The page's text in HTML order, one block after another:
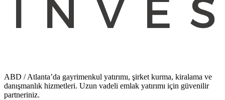
ABD / Atlanta’da gayrimenkul yatırımı, şirket kurma, kiralama ve
danışmanlık hizmetleri. Uzun vadeli emlak yatırımı için güvenilir
partneriniz.